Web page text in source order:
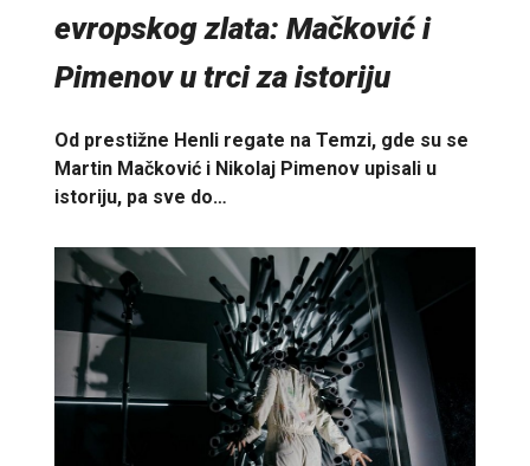
evropskog zlata: Mačković i
Pimenov u trci za istoriju
Od prestižne Henli regate na Temzi, gde su se
Martin Mačković i Nikolaj Pimenov upisali u
istoriju, pa sve do…